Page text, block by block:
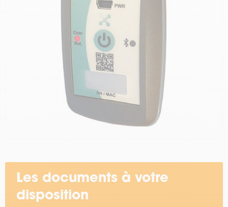
Les documents à votre
disposition